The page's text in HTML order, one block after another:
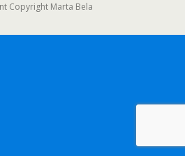
Copyright Marta Bela